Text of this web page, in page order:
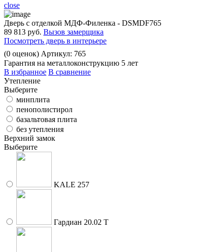
close
Дверь с отделкой МДФ-Филенка - DSMDF765
89 813 руб. Вызов замерщика
Посмотреть дверь в интерьере
(0 оценок) Артикул: 765
Гарантия на металлоконструкцию 5 лет
В избранное В сравнение
Утепление
Выберите
минплита
пенополистирол
базальтовая плита
без утепления
Верхний замок
Выберите
KALE 257
Гардиан 20.02 Т